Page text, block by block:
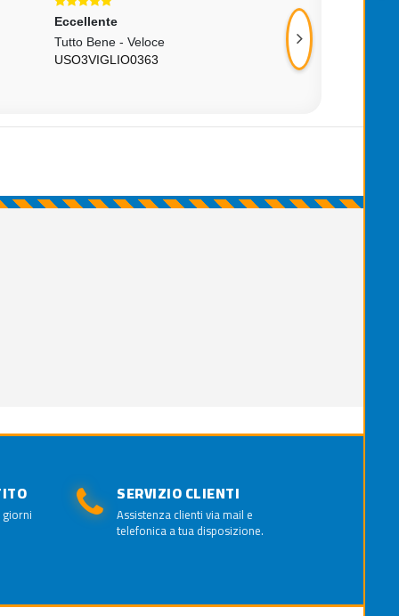
Eccellente
Tutto Bene - Veloce
USO3VIGLIO0363
Eccellente
Super Consigliato
SERVIZIO CLIENTI
Assistenza clienti via mail e
telefonica a tua disposizione.